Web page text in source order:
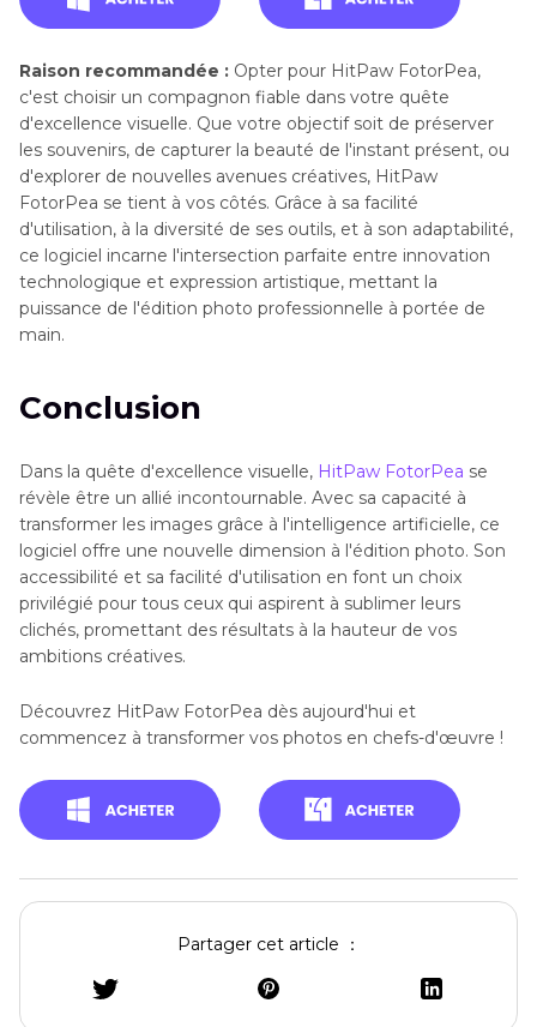
Raison recommandée : Opter pour HitPaw FotorPea,
c'est choisir un compagnon fiable dans votre quête
d'excellence visuelle. Que votre objectif soit de préserver
les souvenirs, de capturer la beauté de l'instant présent, ou
d'explorer de nouvelles avenues créatives, HitPaw
FotorPea se tient à vos côtés. Grâce à sa facilité
d'utilisation, à la diversité de ses outils, et à son adaptabilité,
ce logiciel incarne l'intersection parfaite entre innovation
technologique et expression artistique, mettant la
puissance de l'édition photo professionnelle à portée de
main.
Conclusion
Dans la quête d'excellence visuelle, HitPaw FotorPea se
révèle être un allié incontournable. Avec sa capacité à
transformer les images grâce à l'intelligence artificielle, ce
logiciel offre une nouvelle dimension à l'édition photo. Son
accessibilité et sa facilité d'utilisation en font un choix
privilégié pour tous ceux qui aspirent à sublimer leurs
clichés, promettant des résultats à la hauteur de vos
ambitions créatives.
Découvrez HitPaw FotorPea dès aujourd'hui et
commencez à transformer vos photos en chefs-d'œuvre !
Partager cet article ：